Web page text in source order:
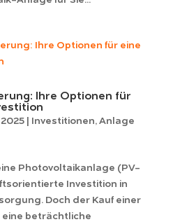
Ihre Optionen für
2025| Investitionen, Anlage
Photovoltaikanlage (PV-
Investition in
Doch der Kauf einer
beträchtliche